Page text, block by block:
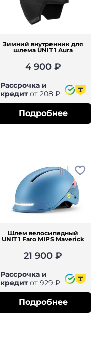
Зимний внутренник для
шлема UNIT 1 Aura
4 900 ₽
Рассрочка и
кредитот 208 ₽
Подробнее
Шлем велосипедный
UNIT 1 Faro MIPS Maverick
21 900 ₽
Рассрочка и
кредитот 929 ₽
Подробнее